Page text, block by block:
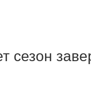
сезон